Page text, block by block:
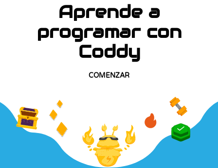
Aprende a
programar con
Coddy
COMENZAR